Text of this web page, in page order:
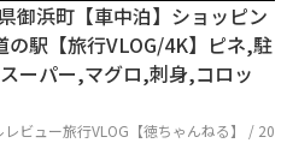
御浜町【車中泊】ショッピン
の駅【旅行VLOG/4K】ピネ,駐
ーパー,マグロ,刺身,コロッ
ビュー旅行VLOG【徳ちゃんねる】 / 20